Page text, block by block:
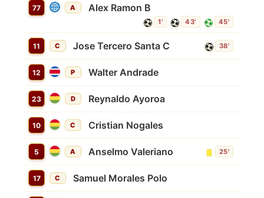
77 A Alex Ramon B
1' 43' 45'
11 C Jose Tercero Santa C 38'
12 P Walter Andrade
23 D Reynaldo Ayoroa
10 C Cristian Nogales
5 A Anselmo Valeriano 25'
17 C Samuel Morales Polo